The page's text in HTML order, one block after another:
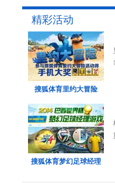
精彩活动
搜狐体育里约大冒险
搜狐体育梦幻足球经理